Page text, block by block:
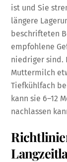
ist und Sie
längere
beschrifteten
empfohlene
niedriger sind.
Muttermilch
Tiefkühlfach
kann sie 6–12
nachlassen